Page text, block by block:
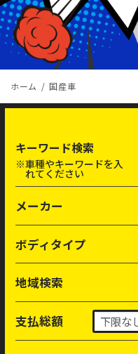
ホーム 国産車
キーワード検索
※車種やキーワードを入
れてください
メーカー
ボディタイプ
地域検索
支払総額